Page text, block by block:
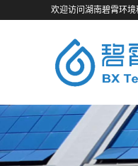
欢迎访问湖南碧霄环境